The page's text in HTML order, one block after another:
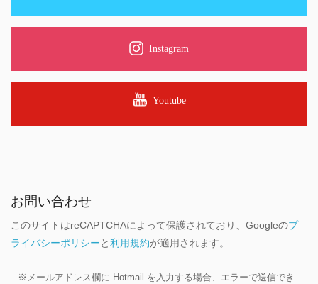
Instagram
Youtube
お問い合わせ
このサイトはreCAPTCHAによって保護されており、Googleのプ
ライバシーポリシーと利用規約が適用されます。
※メールアドレス欄に Hotmail を入力する場合、エラーで送信でき